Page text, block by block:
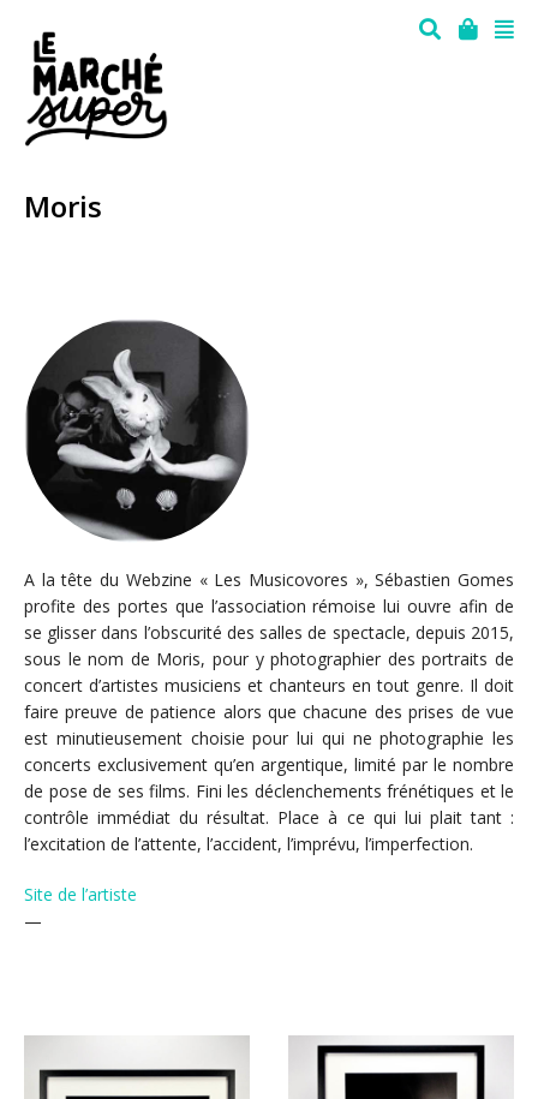
Moris
A la tête du Webzine « Les Musicovores », Sébastien Gomes
profite des portes que l’association rémoise lui ouvre afin de
se glisser dans l’obscurité des salles de spectacle, depuis 2015,
sous le nom de Moris, pour y photographier des portraits de
concert d’artistes musiciens et chanteurs en tout genre. Il doit
faire preuve de patience alors que chacune des prises de vue
est minutieusement choisie pour lui qui ne photographie les
concerts exclusivement qu’en argentique, limité par le nombre
de pose de ses films. Fini les déclenchements frénétiques et le
contrôle immédiat du résultat. Place à ce qui lui plait tant :
l’excitation de l’attente, l’accident, l’imprévu, l’imperfection.
Site de l’artiste
—